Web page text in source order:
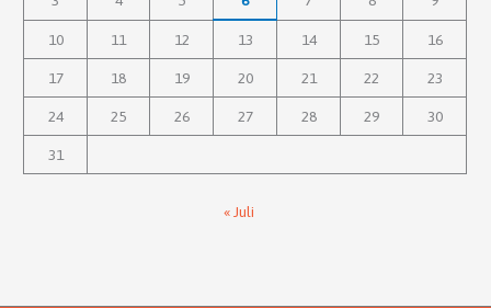
10 11 12 13 14 15 16
17 18 19 20 21 22 23
24 25 26 27 28 29 30
31
« Juli